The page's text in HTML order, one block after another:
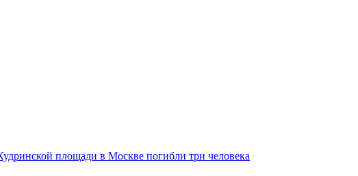
площади в Москве погибли три человека